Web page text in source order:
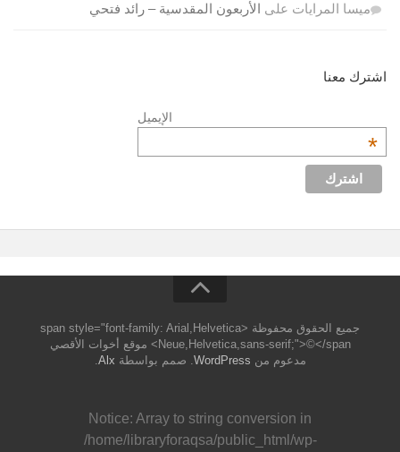
ميسا المرايات على الأربعون المقدسية – رائد فتحي
اشترك معنا
الإيميل
*
جميع الحقوق محفوظة <span style="font-family: Arial,Helvetica
Neue,Helvetica,sans-serif;">©</span> موقع أخوات الأقصي
مدعوم من WordPress . صمم بواسطة Alx
Notice: Array to string conversion in
/home/libraryforaqsa/public_html/wp-